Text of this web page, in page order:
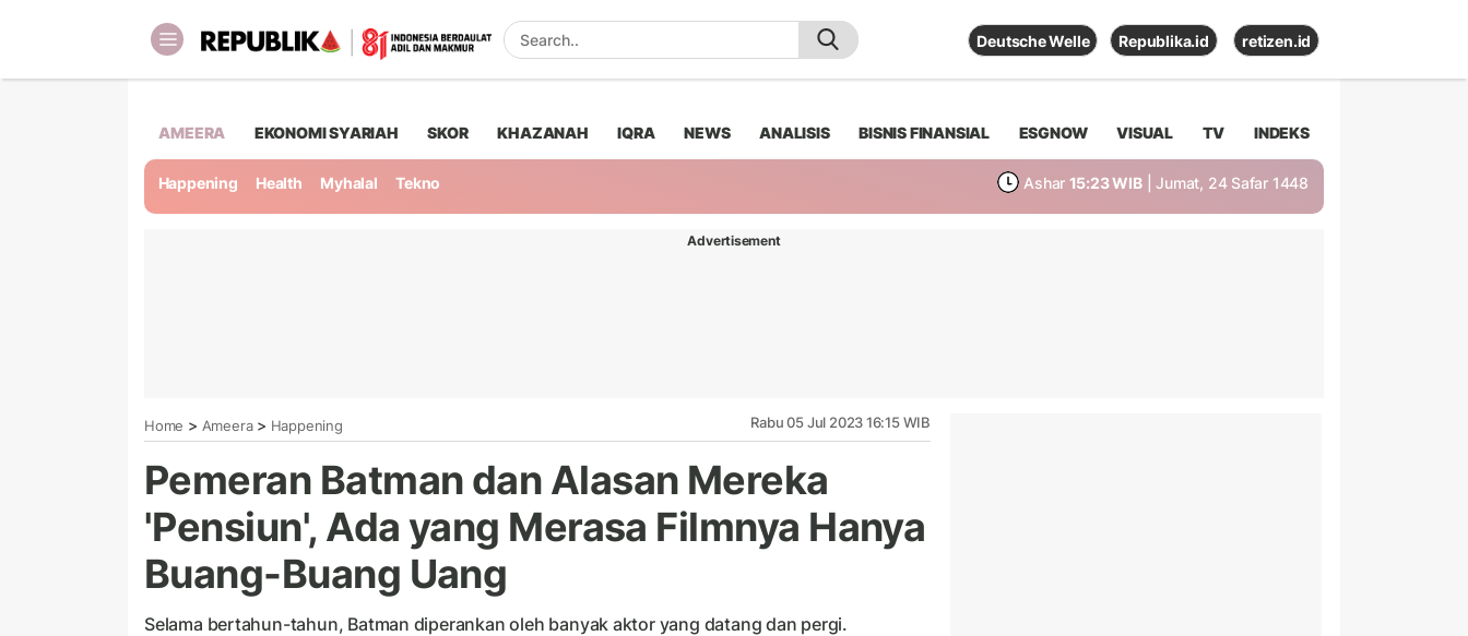
Deutsche Welle Republika.id retizen.id
AMEERA EKONOMI SYARIAH SKOR KHAZANAH IQRA NEWS ANALISIS BISNIS FINANSIAL ESGNOW VISUAL TV INDEKS
Happening Health Myhalal Tekno Ashar 15:23 WIB | Jumat, 24 Safar 1448
Advertisement
Home > Ameera> Happening Rabu 05 Jul 2023 16:15 WIB
Pemeran Batman dan Alasan Mereka
'Pensiun', Ada yang Merasa Filmnya Hanya
Buang-Buang Uang
Selama bertahun-tahun, Batman diperankan oleh banyak aktor yang datang dan pergi.